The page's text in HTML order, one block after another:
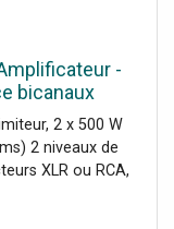
-
bicanaux
2 x 500 W
2 niveaux de
XLR ou RCA,
AB, Flux d'air